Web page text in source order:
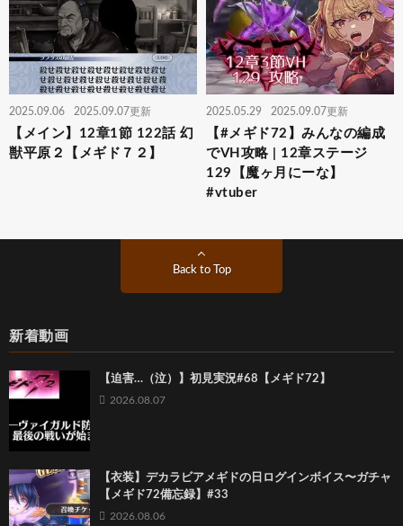
2025.09.06 2025.09.07更新
【メイン】12章1節 122話 幻
獣平原２【メギド７２】
2025.05.29 2025.09.07更新
【#メギド72】みんなの編成
でVH攻略 | 12章ステージ
129【魔ヶ月にーな】
#vtuber
Back to Top
新着動画
【迫害…（泣）】初見実況#68【メギド72】
2026.08.07
【衣装】デカラビアメギドの日ログインボイス〜ガチャ
【メギド72備忘録】#33
2026.08.06